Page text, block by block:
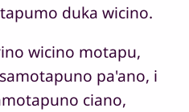
duka wicino.
wicino motapu,
pa'ano, i
ciano,